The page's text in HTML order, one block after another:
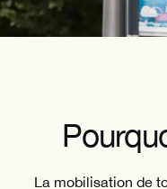
La mobilisation de